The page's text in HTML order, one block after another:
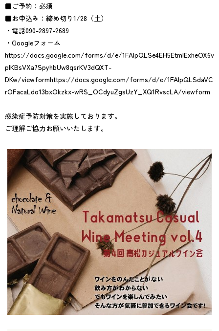
■ご予約：必須
■お申込み：締め切り1/28（土）
・電話090-2897-2689
・Googleフォーム
https://docs.google.com/forms/d/e/1FAIpQLSe4EH5EtmlExheOX6v
plKBsVXa7SpyhbUw8qsrKV3dQXT-
DKw/viewformhttps://docs.google.com/forms/d/e/1FAIpQLSdaVC
rOFacaLdo13bxOkzkx-wRS_OCdyuZgsUzY_XQ1RvscLA/viewform
感染症予防対策を実施しております。
ご理解ご協力お願いいたします。